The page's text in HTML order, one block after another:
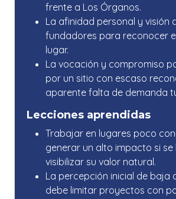
frente a Los Órganos.
La afinidad personal y visión
fundadores para reconocer
lugar.
La vocación y compromiso
por un sitio con escaso
aparente falta de demanda
Lecciones aprendidas
Trabajar en lugares poco
generar un alto impacto si se
visibilizar su valor natural.
La percepción inicial de baja
debe limitar proyectos con